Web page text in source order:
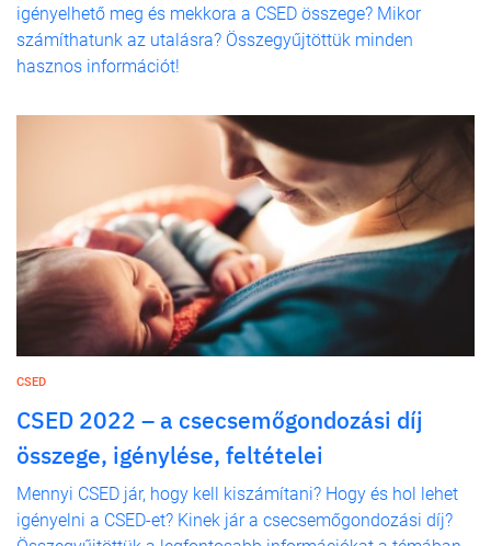
igényelhető meg és mekkora a CSED összege? Mikor
számíthatunk az utalásra? Összegyűjtöttük minden
hasznos információt!
CSED
CSED 2022 – a csecsemőgondozási díj
összege, igénylése, feltételei
Mennyi CSED jár, hogy kell kiszámítani? Hogy és hol lehet
igényelni a CSED-et? Kinek jár a csecsemőgondozási díj?